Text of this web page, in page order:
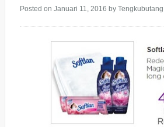
Posted on Januari 11, 2016 by Tengkubutang